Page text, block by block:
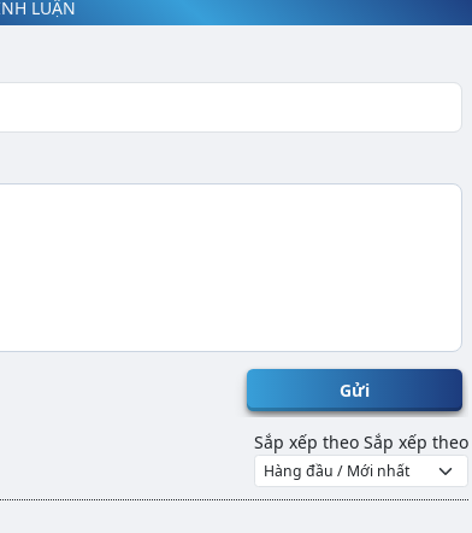
LUẬN
Gửi
Sắp xếp theo Sắp xếp theo